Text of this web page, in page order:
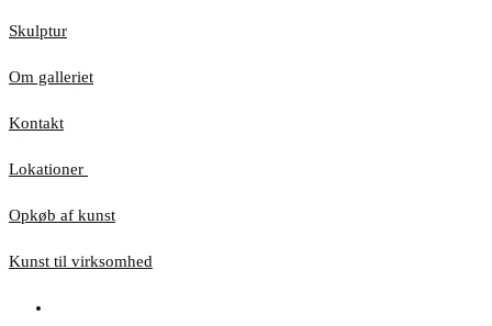
Skulptur
Om galleriet
Kontakt
Lokationer
Opkøb af kunst
Kunst til virksomhed